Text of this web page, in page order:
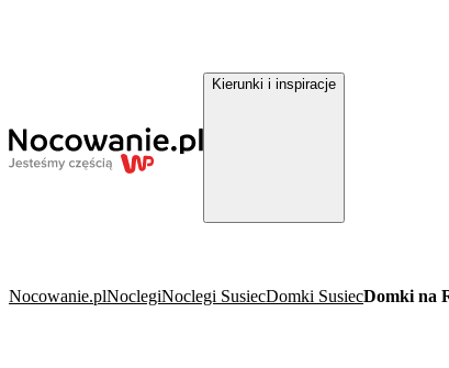
Kierunki i inspiracje
Nocowanie.plNoclegiNoclegi SusiecDomki SusiecDomki na